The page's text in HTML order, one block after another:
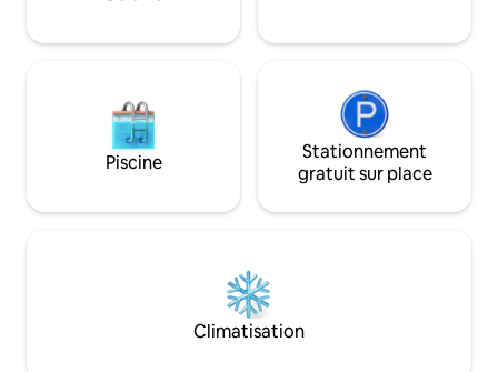
Piscine
Stationnement
gratuit sur place
Climatisation